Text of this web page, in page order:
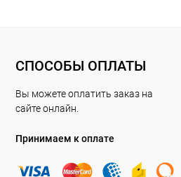
СПОСОБЫ ОПЛАТЫ
Вы можете оплатить заказ на
сайте онлайн.
Принимаем к оплате